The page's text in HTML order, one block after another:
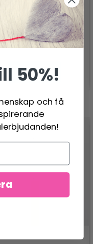
DMC NOVA VITA 4
METALLIC
149.00 SEK
Se produkt
50%!
och få